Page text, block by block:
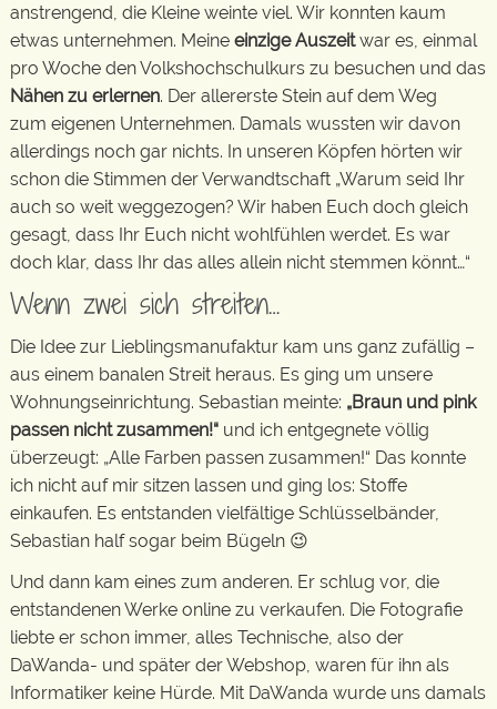
anstrengend, die Kleine weinte viel. Wir konnten kaum
etwas unternehmen. Meine einzige Auszeitwar es, einmal
pro Woche den Volkshochschulkurs zu besuchen und das
Nähen zu erlernen. Der allererste Stein auf dem Weg
zum eigenen Unternehmen. Damals wussten wir davon
allerdings noch gar nichts. In unseren Köpfen hörten wir
schon die Stimmen der Verwandtschaft „Warum seid Ihr
auch so weit weggezogen? Wir haben Euch doch gleich
gesagt, dass Ihr Euch nicht wohlfühlen werdet. Es war
doch klar, dass Ihr das alles allein nicht stemmen könnt…“
Wenn zwei sich streiten…
Die Idee zur Lieblingsmanufaktur kam uns ganz zufällig –
aus einem banalen Streit heraus. Es ging um unsere
Wohnungseinrichtung. Sebastian meinte: „Braun und pink
passen nicht zusammen!“ und ich entgegnete völlig
überzeugt: „Alle Farben passen zusammen!“ Das konnte
ich nicht auf mir sitzen lassen und ging los: Stoffe
einkaufen. Es entstanden vielfältige Schlüsselbänder,
Sebastian half sogar beim Bügeln 😉
Und dann kam eines zum anderen. Er schlug vor, die
entstandenen Werke online zu verkaufen. Die Fotografie
liebte er schon immer, alles Technische, also der
DaWanda- und später der Webshop, waren für ihn als
Informatiker keine Hürde. Mit DaWanda wurde uns damals